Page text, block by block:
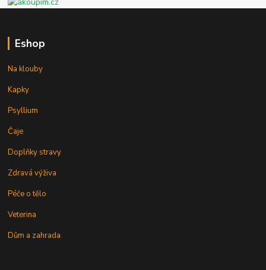
Eshop
Na klouby
Kapky
Psyllium
Čaje
Doplňky stravy
Zdravá výživa
Péče o tělo
Veterina
Dům a zahrada